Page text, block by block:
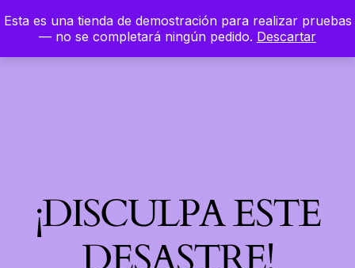
Esta es una tienda de demostración para realizar pruebas
— no se completará ningún pedido. Descartar
Hierbaloca LinkedIn
Instagram
Facebook
Acceder
¡DISCULPA ESTE